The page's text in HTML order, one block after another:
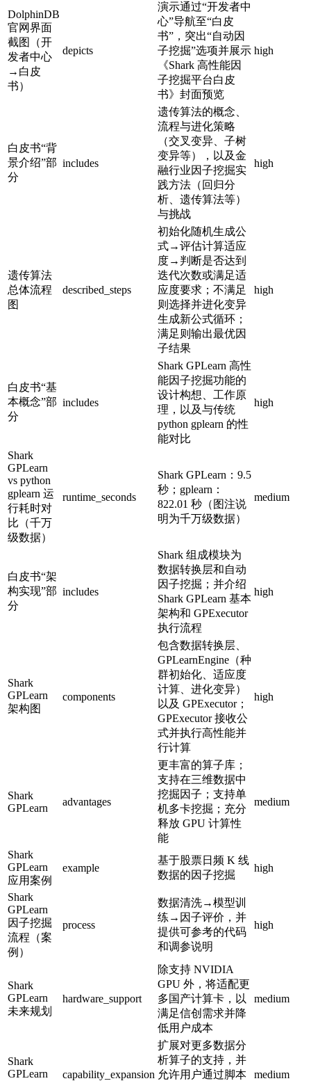
DolphinDB
官网界面
截图（开
发者中心
→白皮
书）
depicts
演示通过“开发者中
心”导航至“白皮
书”，突出“自动因
子挖掘”选项并展示
《Shark 高性能因
子挖掘平台白皮
书》封面预览
high
白皮书“背
景介绍”部
分
includes
遗传算法的概念、
流程与进化策略
（交叉变异、子树
变异等），以及金
融行业因子挖掘实
践方法（回归分
析、遗传算法等）
与挑战
high
遗传算法
总体流程
图
described_steps
初始化随机生成公
式→评估计算适应
度→判断是否达到
迭代次数或满足适
应度要求；不满足
则选择并进化变异
生成新公式循环；
满足则输出最优因
子结果
high
白皮书“基
本概念”部
分
includes
Shark GPLearn 高性
能因子挖掘功能的
设计构想、工作原
理，以及与传统
python gplearn 的性
能对比
high
Shark
GPLearn
vs python
gplearn 运
行耗时对
比（千万
级数据）
runtime_seconds
Shark GPLearn：9.5
秒；gplearn：
822.01 秒（图注说
明为千万级数据）
medium
白皮书“架
构实现”部
分
includes
Shark 组成模块为
数据转换层和自动
因子挖掘；并介绍
Shark GPLearn 基本
架构和 GPExecutor
执行流程
high
Shark
GPLearn
架构图
components
包含数据转换层、
GPLearnEngine（种
群初始化、适应度
计算、进化变异）
以及 GPExecutor；
GPExecutor 接收公
式并执行高性能并
行计算
high
Shark
GPLearn
advantages
更丰富的算子库；
支持在三维数据中
挖掘因子；支持单
机多卡挖掘；充分
释放 GPU 计算性
能
medium
Shark
GPLearn
应用案例
example
基于股票日频 K 线
数据的因子挖掘
high
Shark
GPLearn
因子挖掘
流程（案
例）
process
数据清洗→模型训
练→因子评价，并
提供可参考的代码
和调参说明
high
Shark
GPLearn
未来规划
hardware_support
除支持 NVIDIA
GPU 外，将适配更
多国产计算卡，以
满足信创需求并降
低用户成本
medium
Shark
GPLearn
capability_expansion
扩展对更多数据分
析算子的支持，并
允许用户通过脚本
medium